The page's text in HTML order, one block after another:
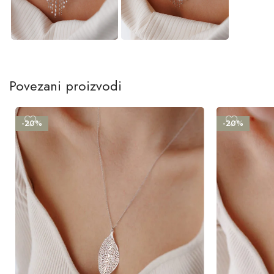
Povezani proizvodi
-20% -20%